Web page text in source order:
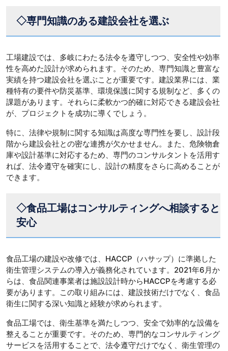
◇専門知識のある建設会社を選ぶ
工場建設では、多岐にわたる法令を遵守しつつ、安全性や効率
性を高めた設計が求められます。そのため、専門知識と豊富な
実績を持つ建設会社を選ぶことが重要です。建設業界には、業
種特有の要件や防災基準、環境保護に関する規制など、多くの
課題があります。それらに柔軟かつ的確に対応できる建設会社
が、プロジェクトを成功に導くでしょう。
特に、法律や規制に関する知識は高度な専門性を要し、設計段
階から建設会社との密な連携が欠かせません。また、危険物倉
庫や設計基準に対応するため、専門のコンサルタントを活用す
れば、法令遵守を確実にし、設計の精度をさらに高めることが
できます。
◇食品工場はコンサルティングへ相談すると
安心
食品工場の建設や改修では、HACCP（ハサップ）に準拠した
衛生管理システムの導入が義務化されています。2021年6月か
らは、食品関連事業者は施設設計時からHACCPを考慮する必
要があります。この取り組みには、建設技術だけでなく、食品
衛生に関する深い知識と経験が求められます。
食品工場では、衛生基準を満たしつつ、安全で効率的な設備を
整えることが重要です。そのため、専門的なコンサルティング
サービスを活用することで、法令遵守だけでなく、衛生管理の